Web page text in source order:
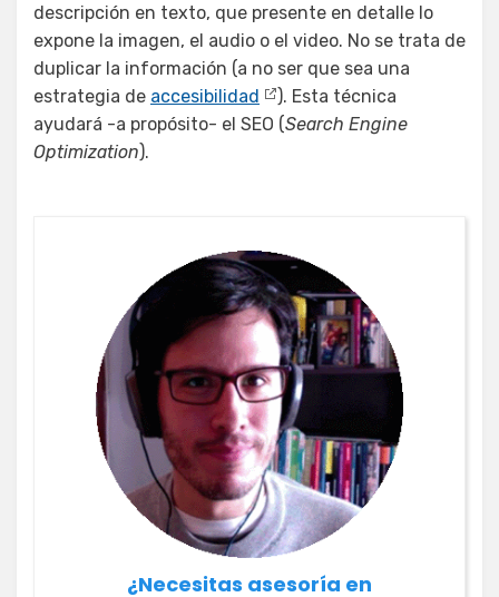
descripción en texto, que presente en detalle lo
expone la imagen, el audio o el video. No se trata de
duplicar la información (a no ser que sea una
estrategia de accesibilidad
). Esta técnica
ayudará -a propósito- el SEO (Search Engine
Optimization).
¿Necesitas asesoría en